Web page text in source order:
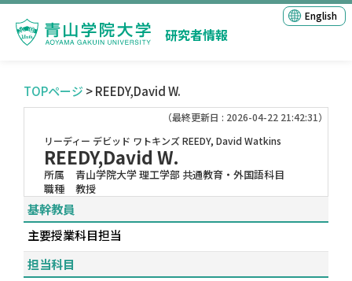
研究者情報
English
TOPページ > REEDY,David W.
（最終更新日 : 2026-04-22 21:42:31）
リーディー デビッド ワトキンズREEDY, David Watkins
REEDY,David W.
所属
青山学院大学 理工学部 共通教育・外国語科目
職種
教授
基幹教員
主要授業科目担当
担当科目